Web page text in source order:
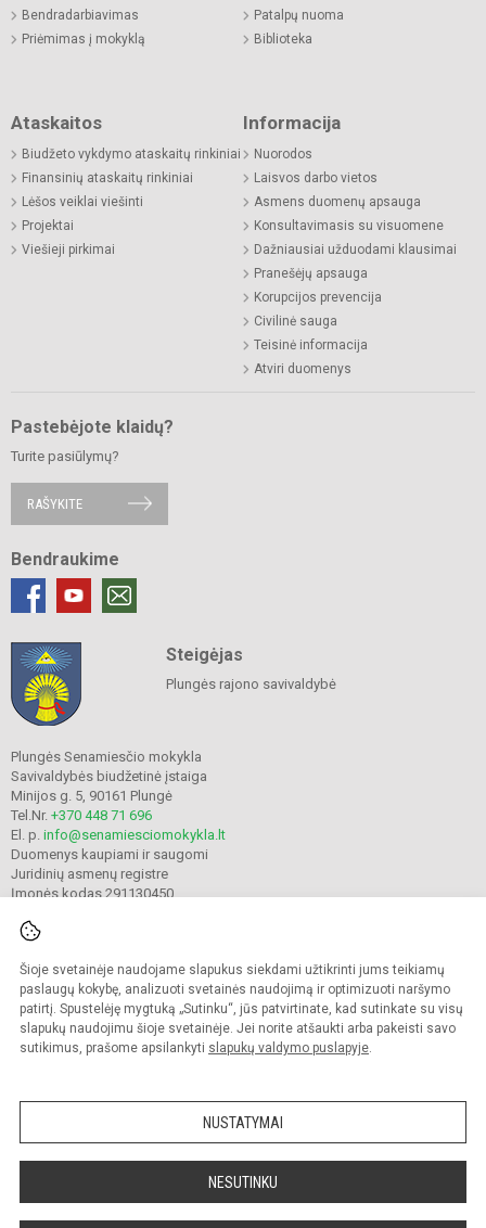
Šioje svetainėje naudojame slapukus siekdami užtikrinti jums teikiamų
paslaugų kokybę, analizuoti svetainės naudojimą ir optimizuoti naršymo
patirtį. Spustelėję mygtuką „Sutinku“, jūs patvirtinate, kad sutinkate su visų
slapukų naudojimu šioje svetainėje. Jei norite atšaukti arba pakeisti savo
sutikimus, prašome apsilankyti slapukų valdymo puslapyje.
NUSTATYMAI
NESUTINKU
Bendradarbiavimas
Priėmimas į mokyklą
Patalpų nuoma
Biblioteka
Ataskaitos
Biudžeto vykdymo ataskaitų rinkiniai
Finansinių ataskaitų rinkiniai
Lėšos veiklai viešinti
Projektai
Viešieji pirkimai
Informacija
Nuorodos
Laisvos darbo vietos
Asmens duomenų apsauga
Konsultavimasis su visuomene
Dažniausiai užduodami klausimai
Pranešėjų apsauga
Korupcijos prevencija
Civilinė sauga
Teisinė informacija
Atviri duomenys
Pastebėjote klaidų?
Turite pasiūlymų?
RAŠYKITE
Bendraukime
Steigėjas
Plungės rajono savivaldybė
Plungės Senamiesčio mokykla
Savivaldybės biudžetinė įstaiga
Minijos g. 5, 90161 Plungė
Tel.Nr. +370 448 71 696
El. p. info@senamiesciomokykla.lt
Duomenys kaupiami ir saugomi
Juridinių asmenų registre
Įmonės kodas 291130450
© 2022. Plungės Senamiesčio mokykla. Visos teisės saugomos.
Kopijuoti turinį be raštiško gimnazijos sutikimo griežtai draudžiama.
Prieinamumo paraiška Slapukų valdymas
Sumanus būdas atnaujinti